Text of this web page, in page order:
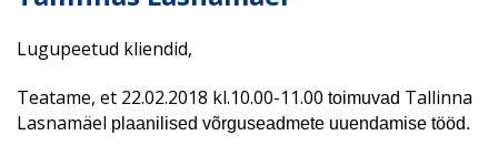
Lugupeetud kliendid,
Teatame, et 22.02.2018 kl.10.00-11.00 toimuvad Tallinna
Lasnamäel plaanilised võrguseadmete uuendamise tööd.